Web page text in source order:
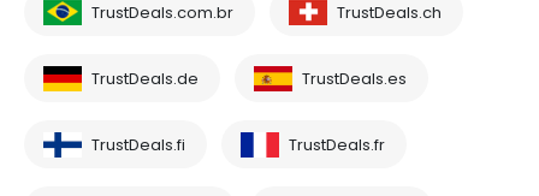
TrustDeals.com.br TrustDeals.ch
TrustDeals.de TrustDeals.es
TrustDeals.fi TrustDeals.fr